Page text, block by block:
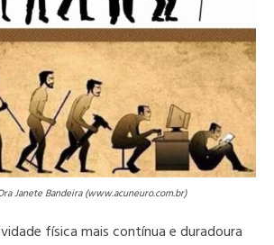
Janete Bandeira (www.acuneuro.com.br)
física mais contínua e duradoura